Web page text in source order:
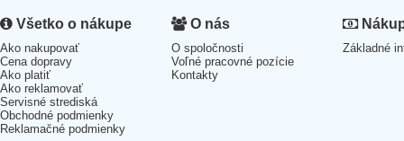
Všetko o nákupe
Ako nakupovať
Cena dopravy
Ako platiť
Ako reklamovať
Servisné strediská
Obchodné podmienky
Reklamačné podmienky
O nás
O spoločnosti
Voľné pracovné pozície
Kontakty
Základné